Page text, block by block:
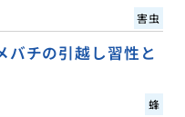
害虫
バチの引越し習性と
蜂